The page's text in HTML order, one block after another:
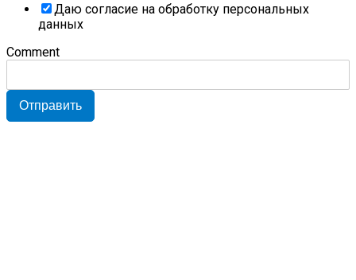
Даю согласие на обработку персональных
данных
Comment
Отправить